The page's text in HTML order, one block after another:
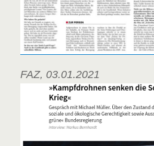
FAZ, 03.01.2021